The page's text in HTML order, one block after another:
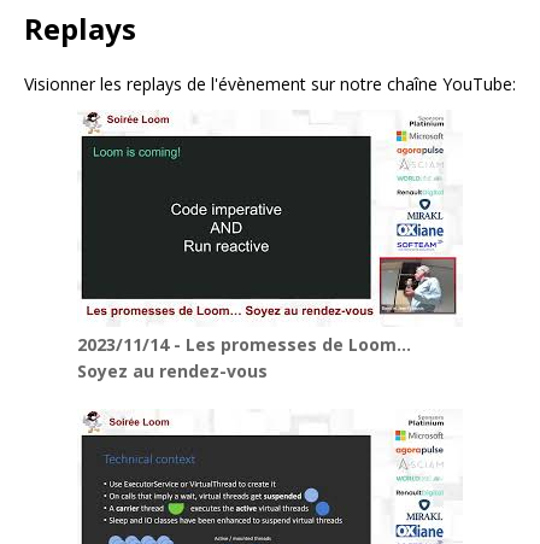
Replays
Visionner les replays de l'évènement sur notre chaîne YouTube:
2023/11/14 - Les promesses de Loom…
Soyez au rendez-vous